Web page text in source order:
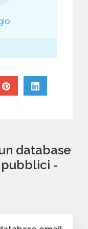
database
pubblici -